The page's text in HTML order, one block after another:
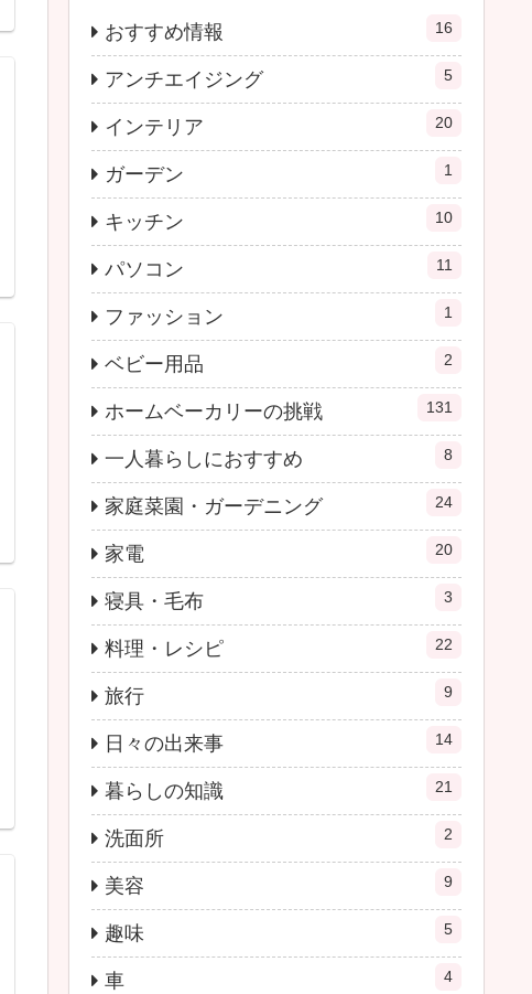
おすすめ情報 16
アンチエイジング 5
インテリア 20
ガーデン 1
キッチン 10
パソコン 11
ファッション 1
ベビー用品 2
ホームベーカリーの挑戦 131
一人暮らしにおすすめ 8
家庭菜園・ガーデニング 24
家電 20
寝具・毛布 3
料理・レシピ 22
旅行 9
日々の出来事 14
暮らしの知識 21
洗面所 2
美容 9
趣味 5
車 4